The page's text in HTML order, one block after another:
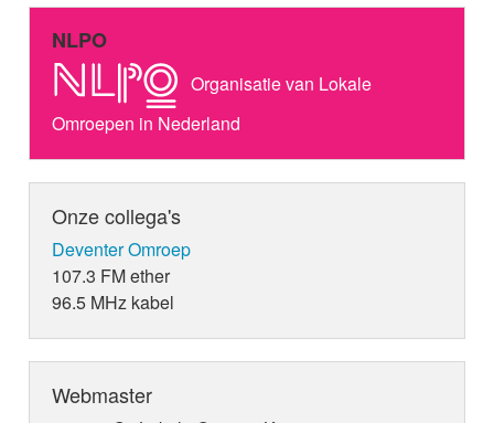
NLPO
Organisatie van Lokale
Omroepen in Nederland
Onze collega's
Deventer Omroep
107.3 FM ether
96.5 MHz kabel
Webmaster